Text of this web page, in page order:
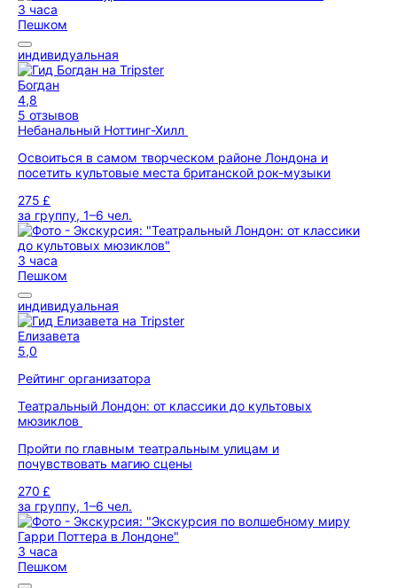
3 часа
Пешком
индивидуальная
Богдан
4,8
5 отзывов
Небанальный Ноттинг-Хилл
Освоиться в самом творческом районе Лондона и
посетить культовые места британской рок-музыки
275 £
за группу, 1–6 чел.
3 часа
Пешком
индивидуальная
Елизавета
5,0
Рейтинг организатора
Театральный Лондон: от классики до культовых
мюзиклов
Пройти по главным театральным улицам и
почувствовать магию сцены
270 £
за группу, 1–6 чел.
3 часа
Пешком